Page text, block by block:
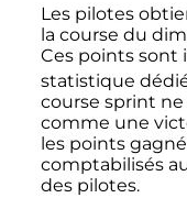
Les pilotes
la course du
Ces points sont
statistique
course sprint
comme une
les points
comptabilisés
des pilotes.